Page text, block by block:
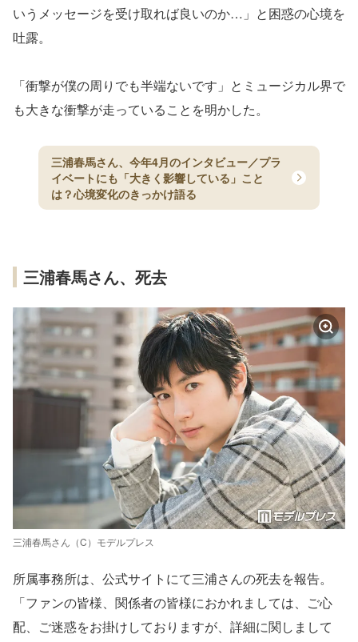
いうメッセージを受け取れば良いのか…」と困惑の心境を
吐露。
「衝撃が僕の周りでも半端ないです」とミュージカル界で
も大きな衝撃が走っていることを明かした。
三浦春馬さん、今年4月のインタビュー／プラ
イベートにも「大きく影響している」こと
は？心境変化のきっかけ語る
三浦春馬さん、死去
三浦春馬さん（C）モデルプレス
所属事務所は、公式サイトにて三浦さんの死去を報告。
「ファンの皆様、関係者の皆様におかれましては、ご心
配、ご迷惑をお掛けしておりますが、詳細に関しまして